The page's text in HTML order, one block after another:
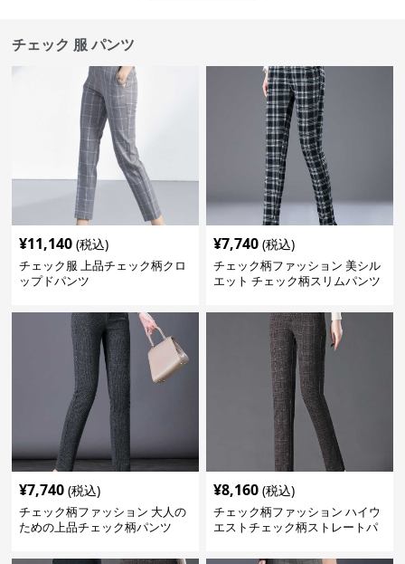
チェック 服 パンツ
¥11,140 (税込)
チェック服 上品チェック柄クロ
ップドパンツ
¥7,740 (税込)
チェック柄ファッション 美シル
エット チェック柄スリムパンツ
¥7,740 (税込)
チェック柄ファッション 大人の
ための上品チェック柄パンツ
¥8,160 (税込)
チェック柄ファッション ハイウ
エストチェック柄ストレートパ